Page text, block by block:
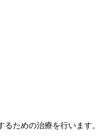
ための治療を行います。